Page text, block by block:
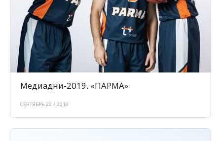
Медиадни-2019. «ПАРМА»
СЕНТЯБРЬ 22 / 2019